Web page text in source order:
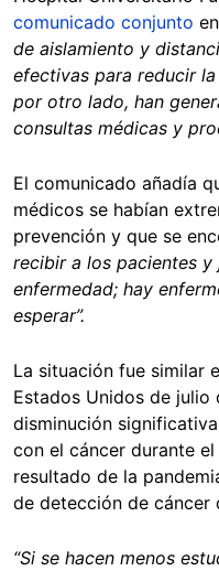
comunicado conjunto
de aislamiento y
efectivas para reducir
por otro lado, han
consultas médicas y
El comunicado añadía
médicos se habían
prevención y que se
recibir a los pacientes
enfermedad; hay
esperar”.
La situación fue similar
Estados Unidos de
disminución
con el cáncer durante
resultado de la
de detección de cáncer
“Si se hacen menos